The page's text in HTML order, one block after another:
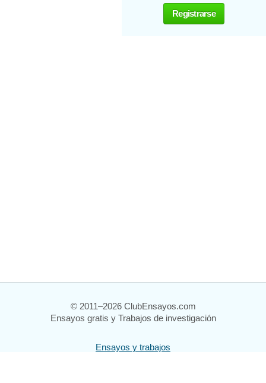
Registrarse
© 2011–2026 ClubEnsayos.com
Ensayos gratis y Trabajos de investigación
Ensayos y trabajos